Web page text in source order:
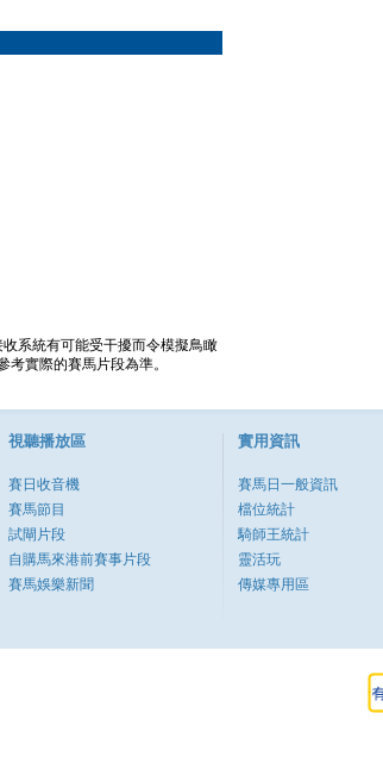
系統有可能受干擾而令模擬鳥瞰
實際的賽馬片段為準。
視聽播放區
賽日收音機
賽馬節目
試閘片段
自購馬來港前賽事片段
賽馬娛樂新聞
實用資訊
賽馬日一般資訊
檔位統計
騎師王統計
靈活玩
傳媒專用區